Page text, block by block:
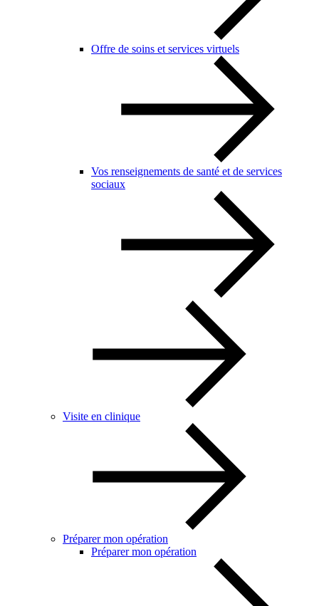
Offre de soins et services virtuels
Vos renseignements de santé et de services
sociaux
Visite en clinique
Préparer mon opération
Préparer mon opération